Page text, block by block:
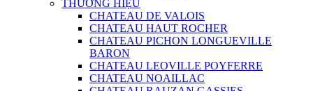
THƯƠNG HIỆU
CHATEAU DE VALOIS
CHATEAU HAUT ROCHER
CHATEAU PICHON LONGUEVILLE
BARON
CHATEAU LEOVILLE POYFERRE
CHATEAU NOAILLAC